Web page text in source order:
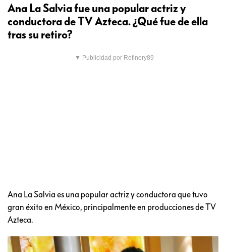
Ana La Salvia fue una popular actriz y
conductora de TV Azteca. ¿Qué fue de ella
tras su retiro?
▼ Publicidad por Refinery89
Ana La Salvia es una popular actriz y conductora que tuvo
gran éxito en México, principalmente en producciones de TV
Azteca.